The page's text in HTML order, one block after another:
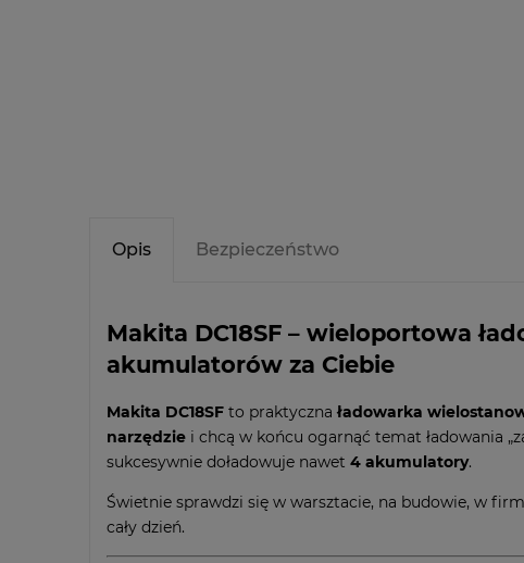
Opis Bezpieczeństwo
Makita DC18SF – wieloportowa
akumulatorów za Ciebie
Makita DC18SF to praktyczna ładowarka
narzędzie i chcą w końcu ogarnąć temat ładowania
sukcesywnie doładowuje nawet 4 akumulatory.
Świetnie sprawdzi się w warsztacie, na budowie, w
cały dzień.